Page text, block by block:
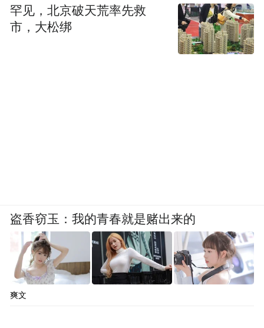
罕见，北京破天荒率先救
市，大松绑
盗香窃玉：我的青春就是赌出来的
爽文